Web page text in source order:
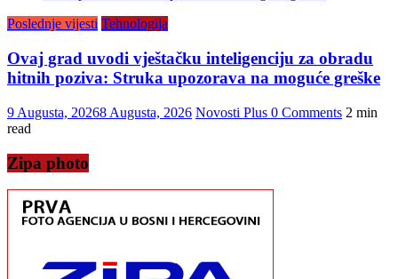
Poslednje vijesti Tehnologija
Ovaj grad uvodi vještačku inteligenciju za obradu
hitnih poziva: Struka upozorava na moguće greške
9 Augusta, 20268 Augusta, 2026 Novosti Plus 0 Comments 2 min
read
Zipa photo